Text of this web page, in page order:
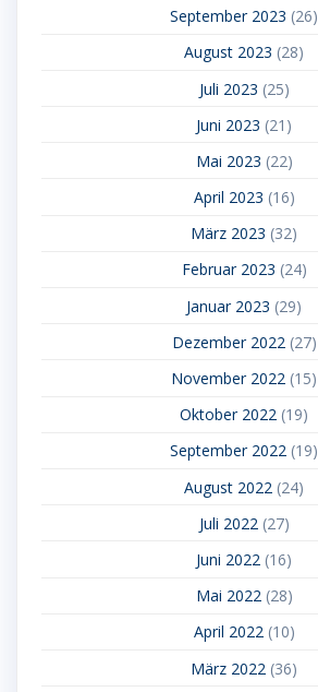
September 2023 (26)
August 2023 (28)
Juli 2023 (25)
Juni 2023 (21)
Mai 2023 (22)
April 2023 (16)
März 2023 (32)
Februar 2023 (24)
Januar 2023 (29)
Dezember 2022(27)
November 2022 (15)
Oktober 2022 (19)
September 2022 (19)
August 2022 (24)
Juli 2022 (27)
Juni 2022 (16)
Mai 2022(28)
April 2022(10)
März 2022 (36)